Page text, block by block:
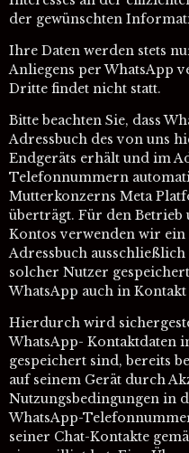
der gewünschten
Ihre Daten werden stets
Anliegens per WhatsApp
Dritte findet nicht statt.
Bitte beachten Sie, dass
Adressbuch des von uns
Endgeräts erhält und im
Telefonnummern
Mutterkonzerns Meta
überträgt. Für den Betrieb
Kontos verwenden wir ein
Adressbuch
solcher Nutzer
WhatsApp auch in
Hierdurch wird
WhatsApp- Kontaktdaten
gespeichert sind, bereits
auf seinem Gerät durch
Nutzungsbedingungen in
WhatsApp-
seiner Chat-Kontakte